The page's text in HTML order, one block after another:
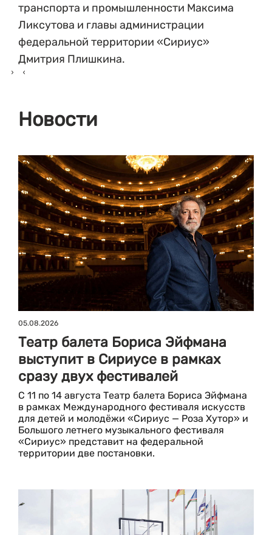
транспорта и промышленности Максима
Ликсутова и главы администрации
федеральной территории «Сириус»
Дмитрия Плишкина.
Новости
05.08.2026
Театр балета Бориса Эйфмана
выступит в Сириусе в рамках
сразу двух фестивалей
С 11 по 14 августа Театр балета Бориса Эйфмана
в рамках Международного фестиваля искусств
для детей и молодёжи «Сириус — Роза Хутор» и
Большого летнего музыкального фестиваля
«Сириус» представит на федеральной
территории две постановки.